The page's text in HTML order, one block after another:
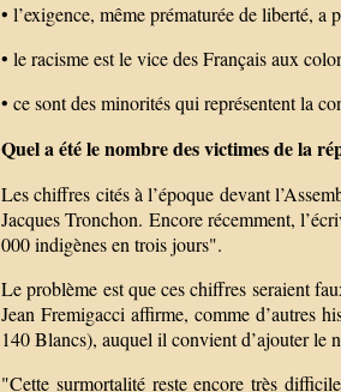
• l’exigence, même prématurée de liberté,
• le racisme est le vice des Français aux
• ce sont des minorités qui représentent la
Quel a été le nombre des victimes de la
Les chiffres cités à l’époque devant
Jacques Tronchon. Encore récemment,
000 indigènes en trois jours".
Le problème est que ces chiffres seraient
Jean Fremigacci affirme, comme d’autres
140 Blancs), auquel il convient d’ajouter le
"Cette surmortalité reste encore très